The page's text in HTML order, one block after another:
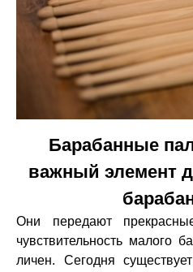
Барабанные
важный элемент
Они передают
чувствительность малого
личен. Сегодня